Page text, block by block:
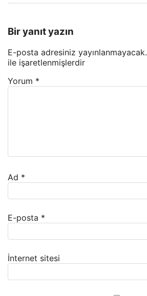
Bir yanıt yazın
E-posta adresiniz yayınlanmayacak.
ile işaretlenmişlerdir
Yorum *
Ad *
E-posta *
İnternet sitesi